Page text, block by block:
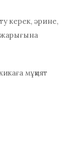
керек, әрине,
жарығына
мұқият